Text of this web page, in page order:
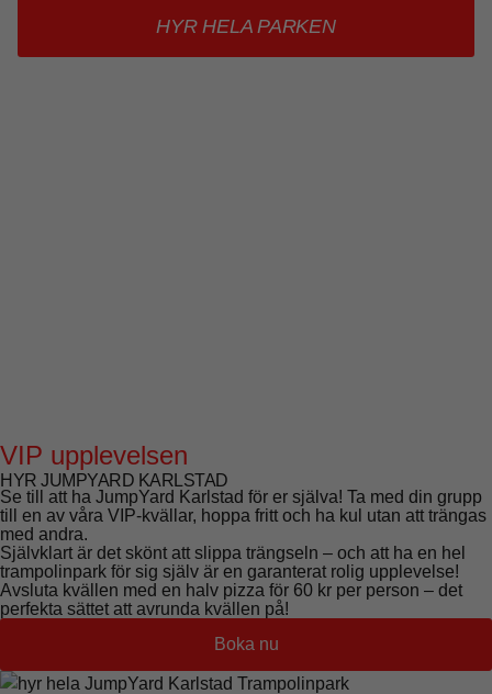
HYR HELA PARKEN
VIP upplevelsen
HYR JUMPYARD KARLSTAD
Se till att ha JumpYard Karlstad för er själva! Ta med din grupp
till en av våra VIP-kvällar, hoppa fritt och ha kul utan att trängas
med andra.
Självklart är det skönt att slippa trängseln – och att ha en hel
trampolinpark för sig själv är en garanterat rolig upplevelse!
Avsluta kvällen med en halv pizza för 60 kr per person – det
perfekta sättet att avrunda kvällen på!
Boka nu